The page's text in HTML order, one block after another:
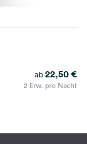
ab 22,50 €
2 Erw. pro Nacht